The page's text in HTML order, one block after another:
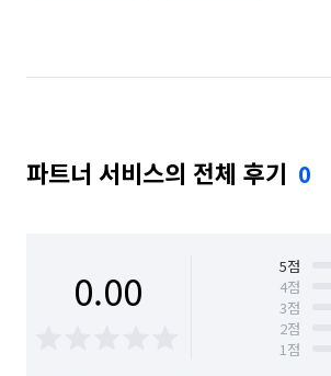
파트너 서비스의 전체 후기 0
0.00 5점
4점
3점
2점
1점